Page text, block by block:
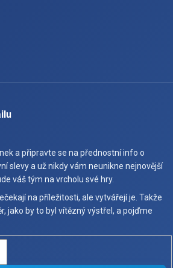
a připravte se na přednostní info o
slevy a už nikdy vám neunikne nejnovější
váš tým na vrcholu své hry.
na příležitosti, ale vytvářejí je. Takže
jako by to byl vítězný výstřel, a pojďme